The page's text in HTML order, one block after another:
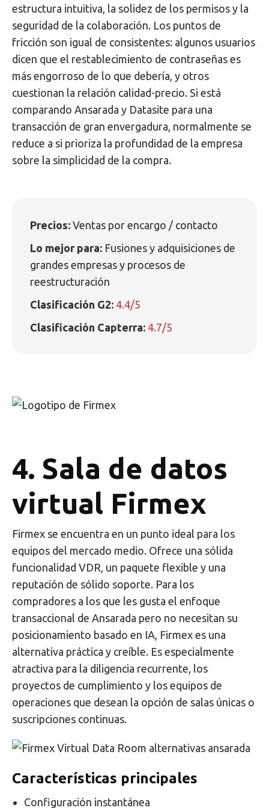
estructura intuitiva, la solidez de los permisos y la
seguridad de la colaboración. Los puntos de
fricción son igual de consistentes: algunos usuarios
dicen que el restablecimiento de contraseñas es
más engorroso de lo que debería, y otros
cuestionan la relación calidad-precio. Si está
comparando Ansarada y Datasite para una
transacción de gran envergadura, normalmente se
reduce a si prioriza la profundidad de la empresa
sobre la simplicidad de la compra.
Precios: Ventas por encargo / contacto
Lo mejor para: Fusiones y adquisiciones de
grandes empresas y procesos de
reestructuración
Clasificación G2: 4.4/5
Clasificación Capterra: 4.7/5
4. Sala de datos
virtual Firmex
Firmex se encuentra en un punto ideal para los
equipos del mercado medio. Ofrece una sólida
funcionalidad VDR, un paquete flexible y una
reputación de sólido soporte. Para los
compradores a los que les gusta el enfoque
transaccional de Ansarada pero no necesitan su
posicionamiento basado en IA, Firmex es una
alternativa práctica y creíble. Es especialmente
atractiva para la diligencia recurrente, los
proyectos de cumplimiento y los equipos de
operaciones que desean la opción de salas únicas o
suscripciones continuas.
Características principales
Configuración instantánea